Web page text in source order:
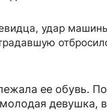
удар
ее обувь.
девушка,